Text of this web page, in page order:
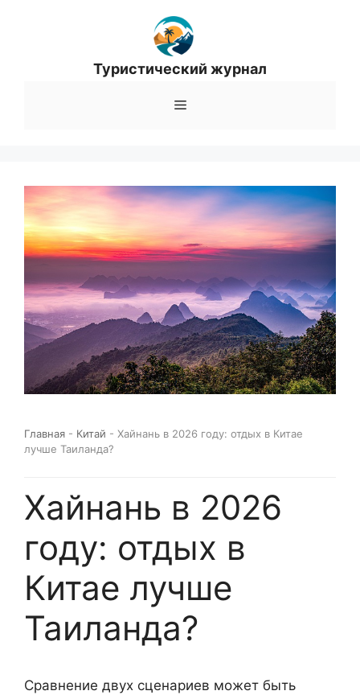
Туристический журнал
Меню
Главная - Китай - Хайнань в 2026 году: отдых в Китае
лучше Таиланда?
Хайнань в 2026
году: отдых в
Китае лучше
Таиланда?
Сравнение двух сценариев может быть